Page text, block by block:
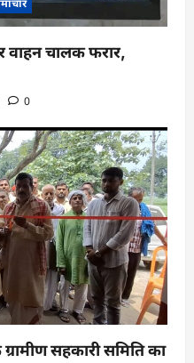
वाहन चालक फरार,
0
सहकारी समिति का